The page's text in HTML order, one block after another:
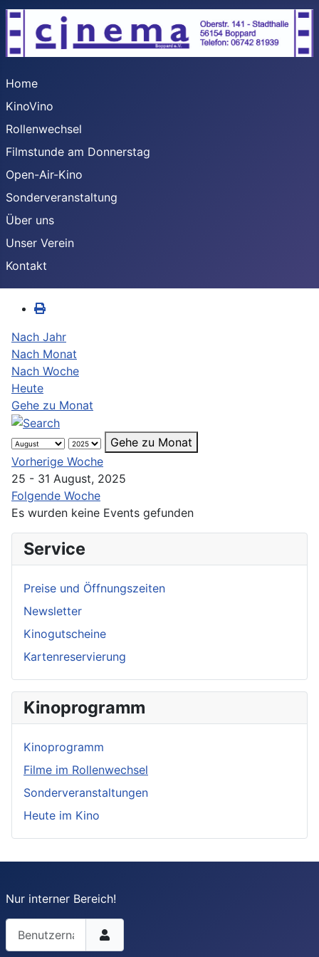
Home
KinoVino
Rollenwechsel
Filmstunde am Donnerstag
Open-Air-Kino
Sonderveranstaltung
Über uns
Unser Verein
Kontakt
Nach Jahr
Nach Monat
Nach Woche
Heute
Gehe zu Monat
Gehe zu Monat
Vorherige Woche
25 - 31 August, 2025
Folgende Woche
Es wurden keine Events gefunden
Service
Preise und Öffnungszeiten
Newsletter
Kinogutscheine
Kartenreservierung
Kinoprogramm
Kinoprogramm
Filme im Rollenwechsel
Sonderveranstaltungen
Heute im Kino
Nur interner Bereich!